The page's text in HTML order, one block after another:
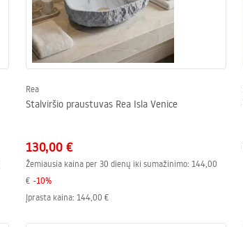
Rea
Stalviršio praustuvas Rea Isla Venice
130,00 €
Žemiausia kaina per 30 dienų iki sumažinimo: 144,00
€ -10%
Įprasta kaina: 144,00 €